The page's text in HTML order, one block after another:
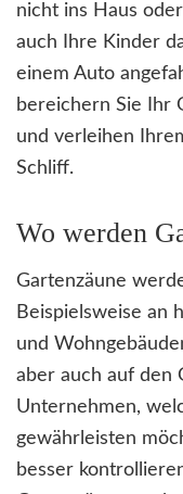
nicht ins Haus
auch Ihre Kinder
einem Auto
bereichern Sie Ihr
und verleihen
Schliff.
Wo werden
Gartenzäune
Beispielsweise an
und
aber auch auf den
Unternehmen,
gewährleisten
besser